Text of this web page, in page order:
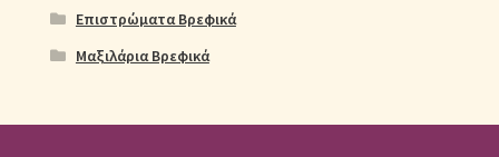
Επιστρώματα Βρεφικά
Μαξιλάρια Βρεφικά